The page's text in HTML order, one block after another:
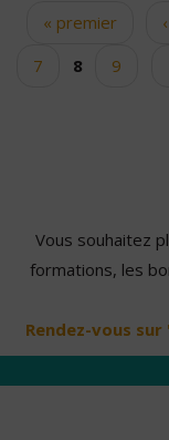
Pages« premier
7
8 9
Vous souhaitez
formations, les
Rendez-vous